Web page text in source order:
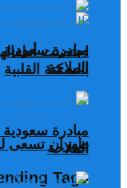
مبادرة سعودية
الملاحة
طهران تسعى
Tags
احتضنت
بالسكتة القلبية
مبادرة سعودية
الملاحة